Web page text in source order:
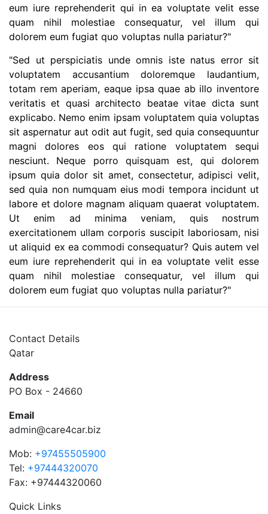
eum iure reprehenderit qui in ea voluptate velit esse
quam nihil molestiae consequatur, vel illum qui
dolorem eum fugiat quo voluptas nulla pariatur?"
"Sed ut perspiciatis unde omnis iste natus error sit
voluptatem accusantium doloremque laudantium,
totam rem aperiam, eaque ipsa quae ab illo inventore
veritatis et quasi architecto beatae vitae dicta sunt
explicabo. Nemo enim ipsam voluptatem quia voluptas
sit aspernatur aut odit aut fugit, sed quia consequuntur
magni dolores eos qui ratione voluptatem sequi
nesciunt. Neque porro quisquam est, qui dolorem
ipsum quia dolor sit amet, consectetur, adipisci velit,
sed quia non numquam eius modi tempora incidunt ut
labore et dolore magnam aliquam quaerat voluptatem.
Ut enim ad minima veniam, quis nostrum
exercitationem ullam corporis suscipit laboriosam, nisi
ut aliquid ex ea commodi consequatur? Quis autem vel
eum iure reprehenderit qui in ea voluptate velit esse
quam nihil molestiae consequatur, vel illum qui
dolorem eum fugiat quo voluptas nulla pariatur?"
Contact Details
Qatar
Address
PO Box - 24660
Email
admin@care4car.biz
Mob: +97455505900
Tel: +97444320070
Fax: +97444320060
Quick Links